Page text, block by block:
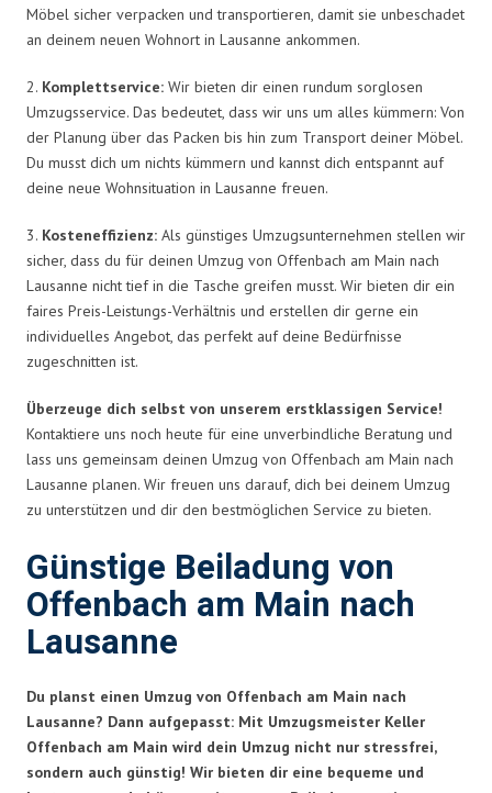
Möbel sicher verpacken und transportieren, damit sie unbeschadet
an deinem neuen Wohnort in Lausanne ankommen.
2. Komplettservice: Wir bieten dir einen rundum sorglosen
Umzugsservice. Das bedeutet, dass wir uns um alles kümmern: Von
der Planung über das Packen bis hin zum Transport deiner Möbel.
Du musst dich um nichts kümmern und kannst dich entspannt auf
deine neue Wohnsituation in Lausanne freuen.
3. Kosteneffizienz: Als günstiges Umzugsunternehmen stellen wir
sicher, dass du für deinen Umzug von Offenbach am Main nach
Lausanne nicht tief in die Tasche greifen musst. Wir bieten dir ein
faires Preis-Leistungs-Verhältnis und erstellen dir gerne ein
individuelles Angebot, das perfekt auf deine Bedürfnisse
zugeschnitten ist.
Überzeuge dich selbst von unserem erstklassigen Service!
Kontaktiere uns noch heute für eine unverbindliche Beratung und
lass uns gemeinsam deinen Umzug von Offenbach am Main nach
Lausanne planen. Wir freuen uns darauf, dich bei deinem Umzug
zu unterstützen und dir den bestmöglichen Service zu bieten.
Günstige Beiladung von
Offenbach am Main nach
Lausanne
Du planst einen Umzug von Offenbach am Main nach
Lausanne? Dann aufgepasst: Mit Umzugsmeister Keller
Offenbach am Main wird dein Umzug nicht nur stressfrei,
sondern auch günstig! Wir bieten dir eine bequeme und